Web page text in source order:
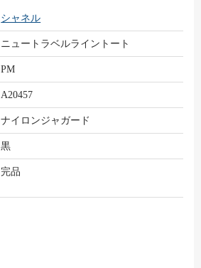
シャネル
ニュートラベルライントート
PM
A20457
ナイロンジャガード
黒
完品